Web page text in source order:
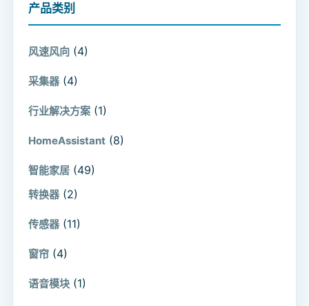
产品类别
风速风向 (4)
采集器 (4)
行业解决方案 (1)
HomeAssistant (8)
智能家居 (49)
转换器 (2)
传感器 (11)
窗帘 (4)
语音模块 (1)